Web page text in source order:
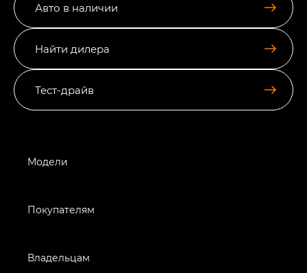
Авто в наличии
Найти дилера
Тест-драйв
Модели
Покупателям
Владельцам